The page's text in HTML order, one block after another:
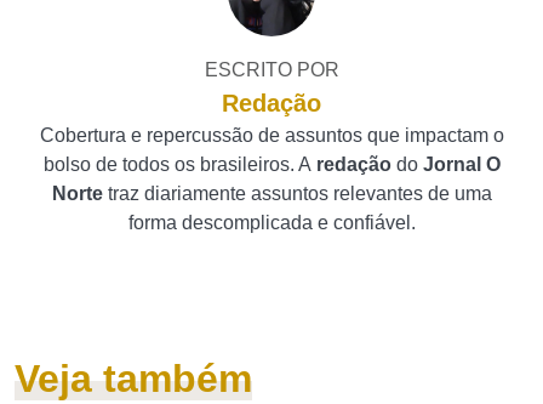
ESCRITO POR
Redação
Cobertura e repercussão de assuntos que impactam o
bolso de todos os brasileiros. A redação do Jornal O
Norte traz diariamente assuntos relevantes de uma
forma descomplicada e confiável.
Veja também